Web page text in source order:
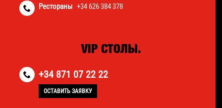
Рестораны +34 626 384 378
VIP СТОЛЫ.
+34 871 07 22 22
ОСТАВИТЬ ЗАЯВКУ